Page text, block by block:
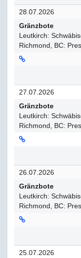
28.07.2026
Gränzbote
Leutkirch:
Richmond, BC:
27.07.2026
Gränzbote
Leutkirch:
Richmond, BC:
26.07.2026
Gränzbote
Leutkirch:
Richmond, BC:
25.07.2026